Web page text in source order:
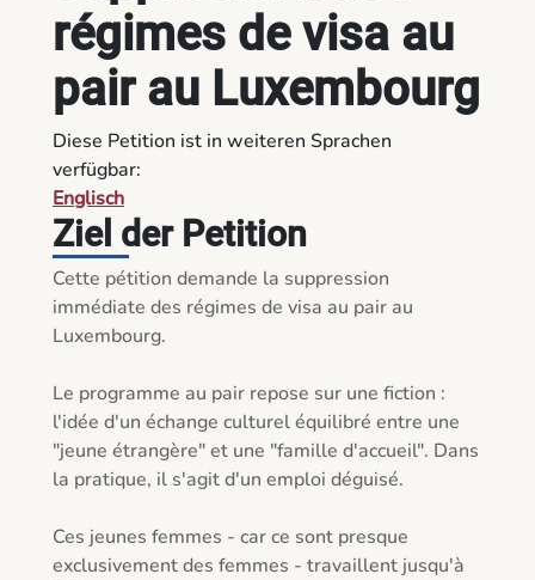
régimes de visa au
pair au Luxembourg
Diese Petition ist in weiteren Sprachen
verfügbar:
Englisch
Ziel der Petition
Cette pétition demande la suppression
immédiate des régimes de visa au pair au
Luxembourg.
Le programme au pair repose sur une fiction :
l'idée d'un échange culturel équilibré entre une
"jeune étrangère" et une "famille d'accueil". Dans
la pratique, il s'agit d'un emploi déguisé.
Ces jeunes femmes - car ce sont presque
exclusivement des femmes - travaillent jusqu'à